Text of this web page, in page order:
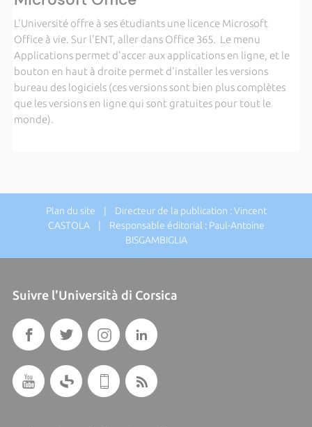
L'Université offre à ses étudiants une licence Microsoft
Office à vie. Sur l'ENT, aller dans Office 365. Le menu
Applications permet d'accer aux applications en ligne, et le
bouton en haut à droite permet d'installer les versions
bureau des logiciels (ces versions sont bien plus complètes
que les versions en ligne qui sont gratuites pour tout le
monde).
Plan du site | Directeur de la publication : Vincent
CASTOLA | Responsable éditorial : Paul-Antoine
BISGAMBIGLIA
Suivre l'Università di Corsica